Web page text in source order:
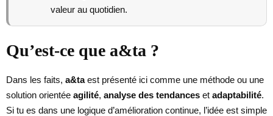
valeur au quotidien.
Qu’est-ce que a&ta ?
Dans les faits, a&taest présenté ici comme une méthode ou une
solution orientée agilité, analyse des tendances et adaptabilité.
Si tu es dans une logique d’amélioration continue, l’idée est simple